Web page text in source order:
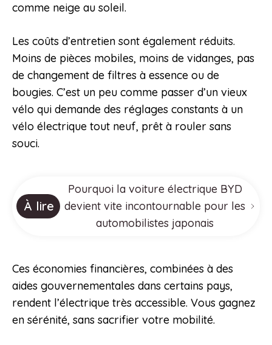
comme neige au soleil.
Les coûts d’entretien sont également réduits.
Moins de pièces mobiles, moins de vidanges, pas
de changement de filtres à essence ou de
bougies. C’est un peu comme passer d’un vieux
vélo qui demande des réglages constants à un
vélo électrique tout neuf, prêt à rouler sans
souci.
À lire
Pourquoi la voiture électrique BYD
devient vite incontournable pour les
automobilistes japonais
Ces économies financières, combinées à des
aides gouvernementales dans certains pays,
rendent l’électrique très accessible. Vous gagnez
en sérénité, sans sacrifier votre mobilité.